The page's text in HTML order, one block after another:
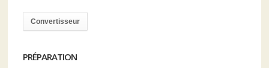
Convertisseur
PRÉPARATION